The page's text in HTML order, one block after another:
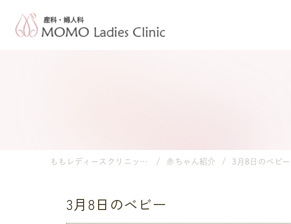
ももレディースクリニック｜岡山市の産婦人科・小児科 赤ちゃん紹介 3月8日のベビー
3月8日のベビー